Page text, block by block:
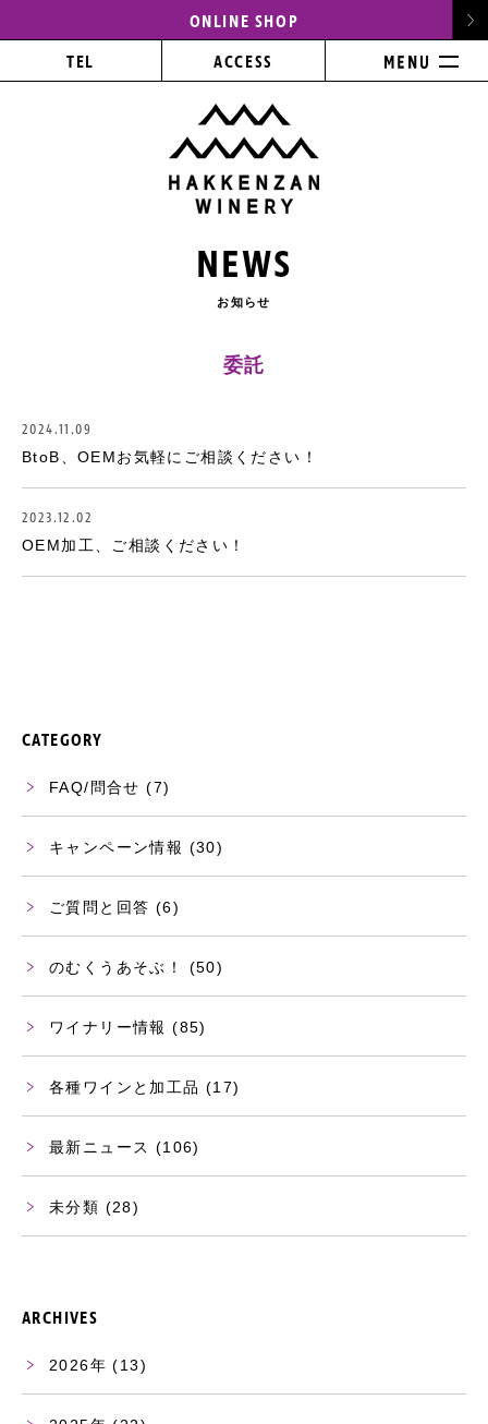
ONLINE SHOP
TEL ACCESS
NEWS
お知らせ
委託
2024.11.09
BtoB、OEMお気軽にご相談ください！
2023.12.02
OEM加工、ご相談ください！
CATEGORY
FAQ/問合せ (7)
キャンペーン情報 (30)
ご質問と回答 (6)
のむくうあそぶ！ (50)
ワイナリー情報 (85)
各種ワインと加工品 (17)
最新ニュース (106)
未分類 (28)
ARCHIVES
2026 (13)